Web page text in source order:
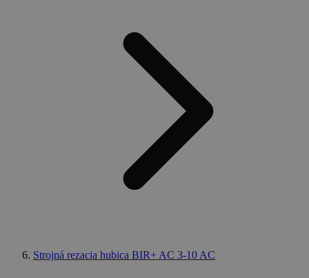
Strojná rezacia hubica BIR+ AC 3-10 AC